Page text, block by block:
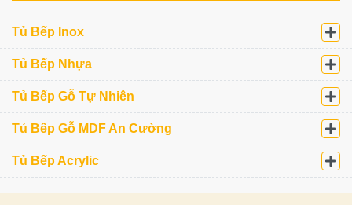
Tủ Bếp Inox
Tủ Bếp Nhựa
Tủ Bếp Gỗ Tự Nhiên
Tủ Bếp Gỗ MDF An Cường
Tủ Bếp Acrylic